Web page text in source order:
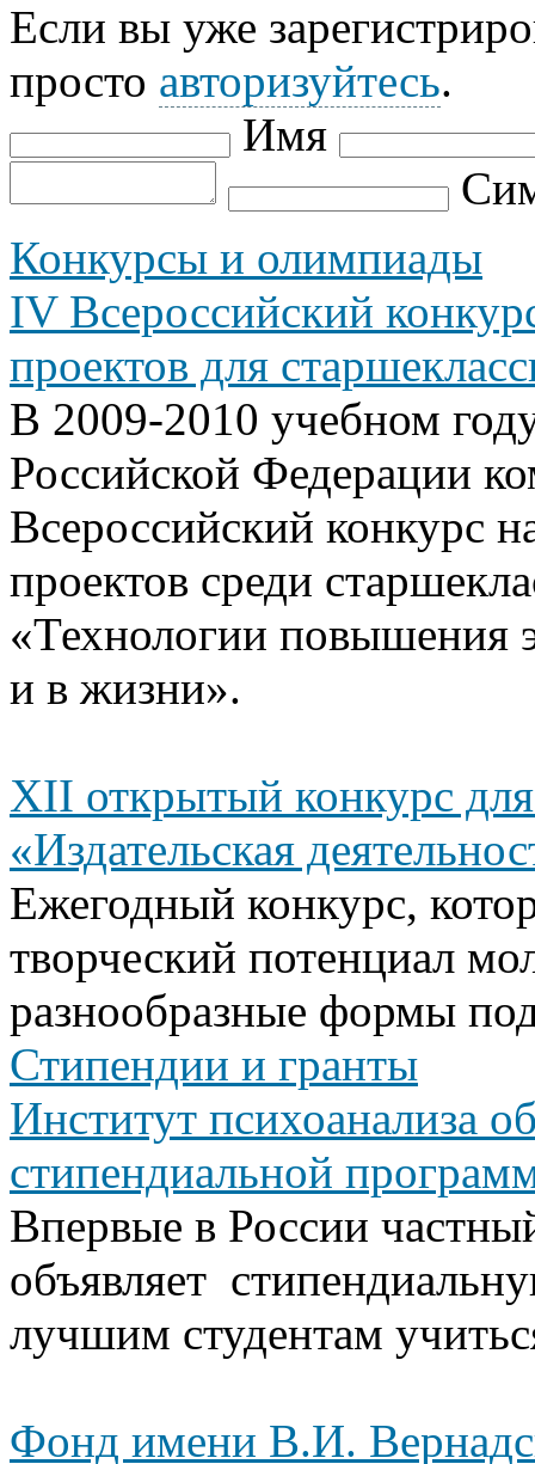
Если вы уже
просто авторизуйтесь.
Имя
Конкурсы и олимпиады
IV Всероссийский
проектов для
В 2009-2010 учебном
Российской Федерации
Всероссийский конкурс
проектов среди
«Технологии повышения
и в жизни».
XII открытый конкурс
«Издательская
Ежегодный конкурс,
творческий потенциал
разнообразные формы
Стипендии и гранты
Институт психоанализа
стипендиальной
Впервые в России
объявляет
лучшим студентам
Фонд имени В.И.